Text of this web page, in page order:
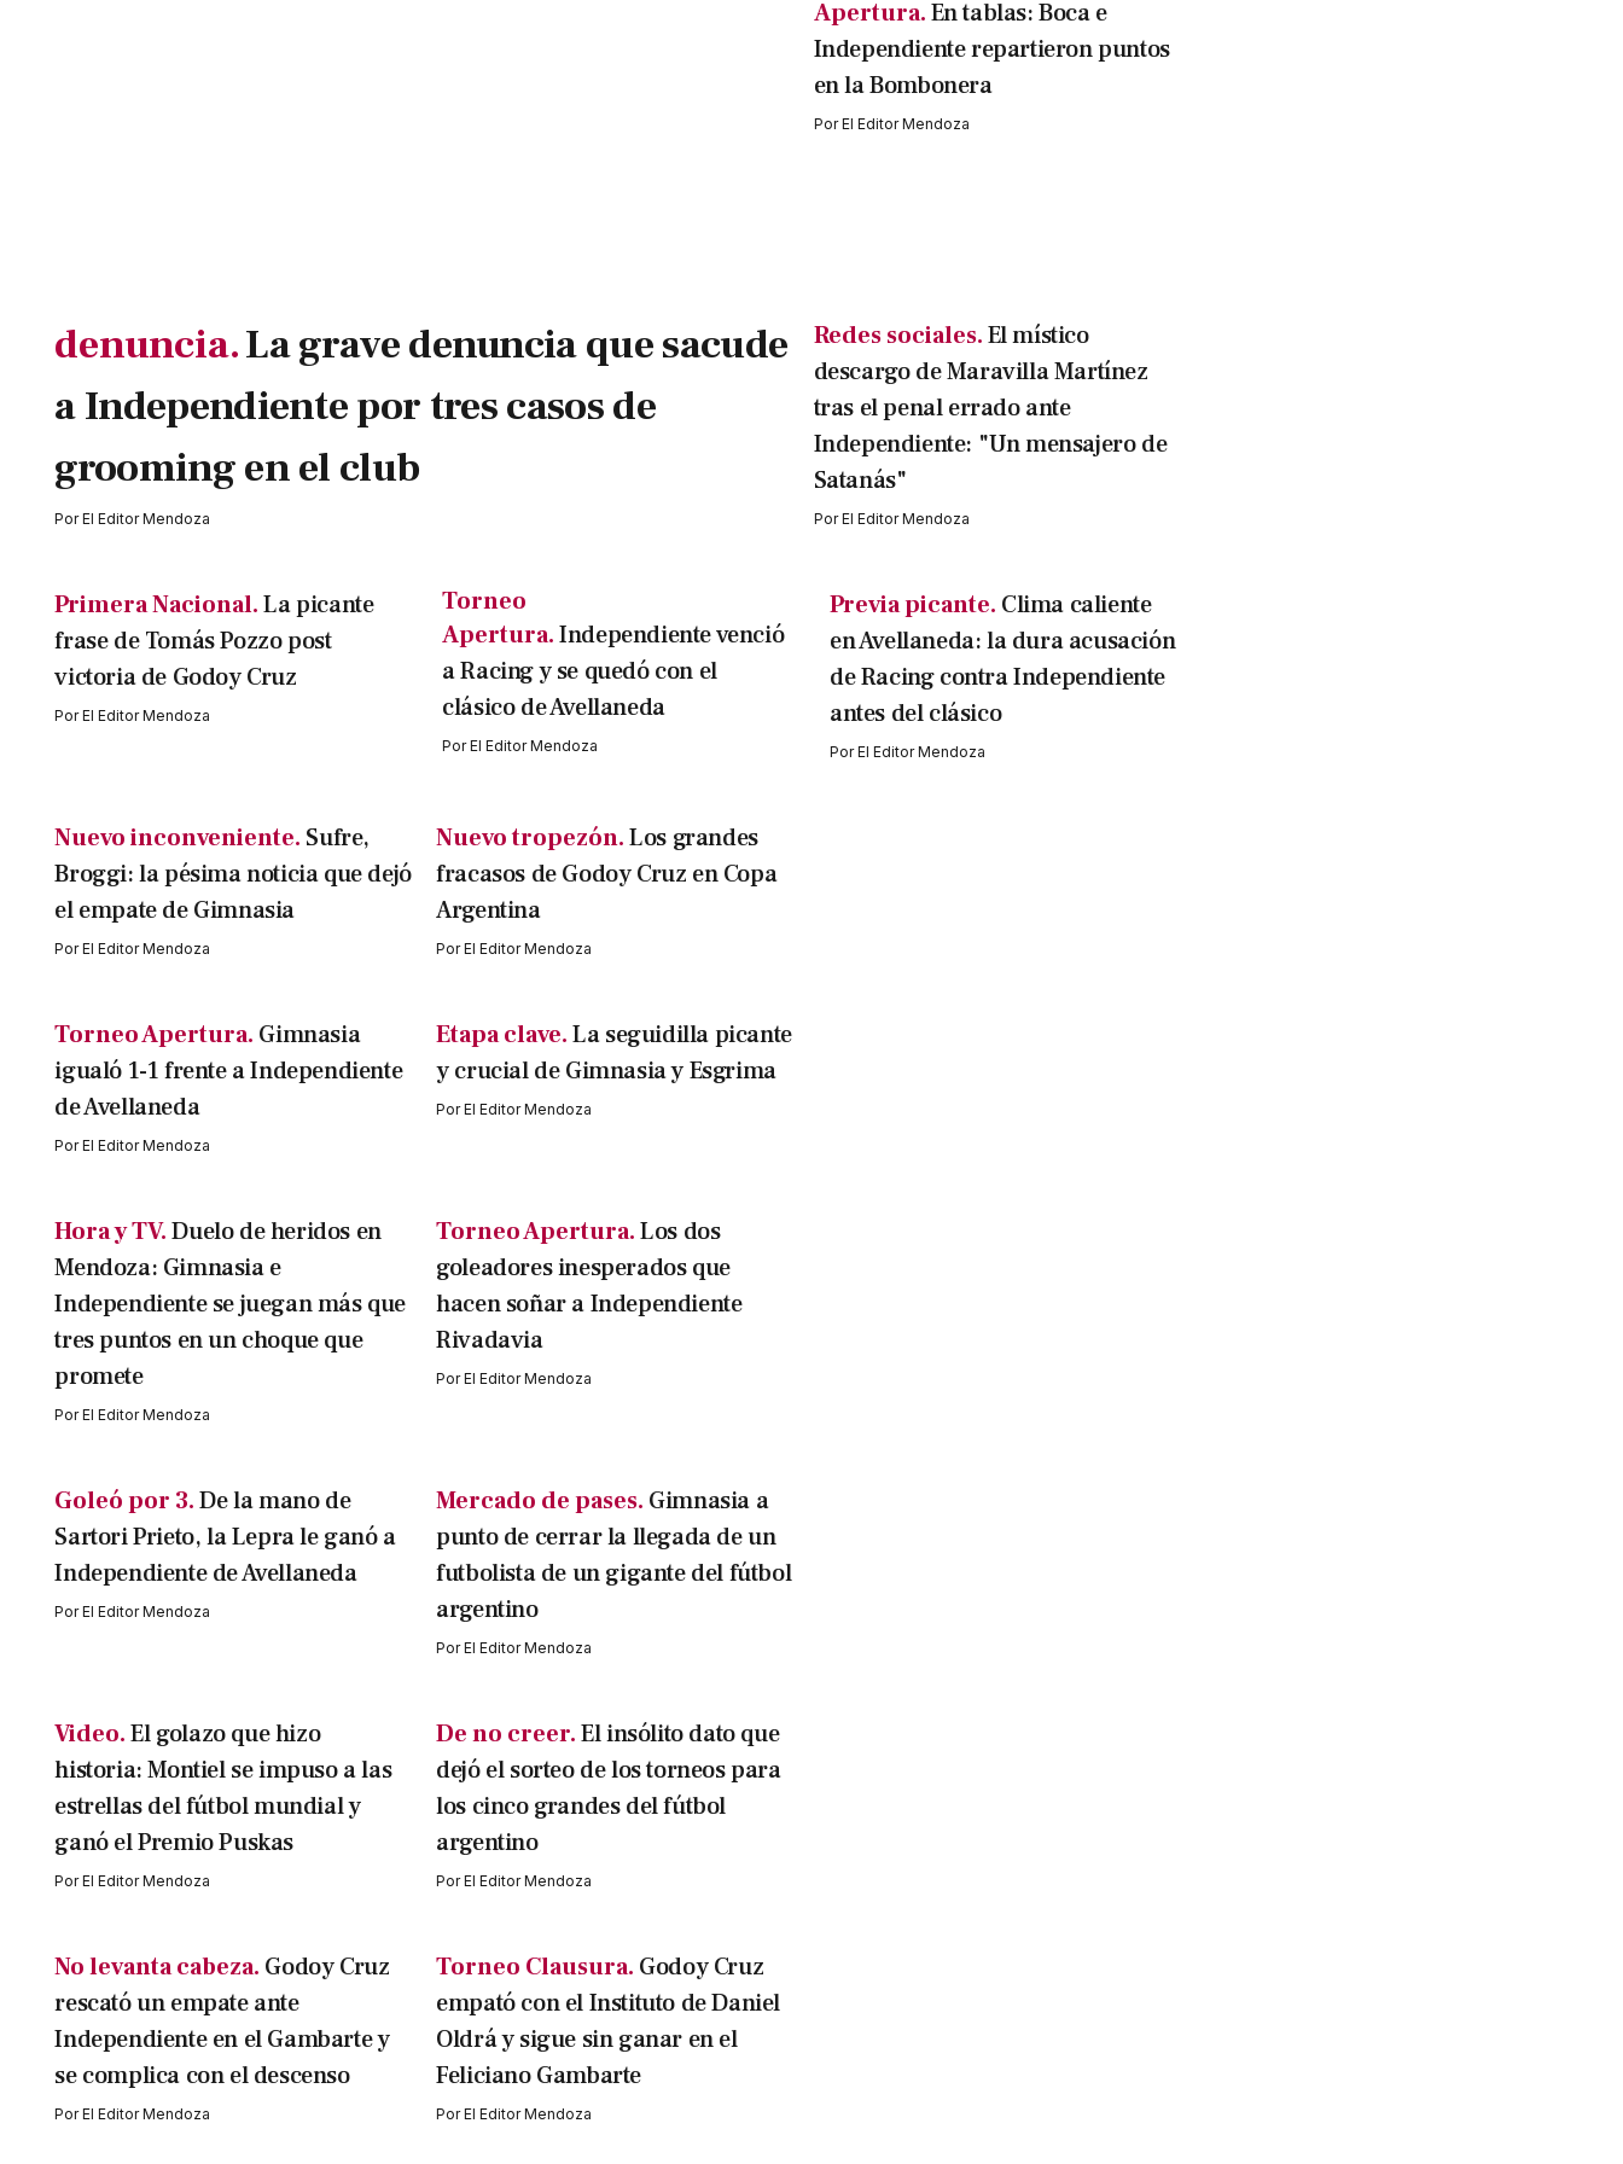
denuncia.La grave denuncia que sacude
a Independiente por tres casos de
grooming en el club
PorEl Editor Mendoza
Apertura.En tablas: Boca e
Independiente repartieron puntos
en la Bombonera
PorEl Editor Mendoza
Redes sociales.El místico
descargo de Maravilla Martínez
tras el penal errado ante
Independiente: "Un mensajero de
Satanás"
PorEl Editor Mendoza
Primera Nacional. La picante
frase de Tomás Pozzo post
victoria de Godoy Cruz
PorEl Editor Mendoza
Torneo
Apertura.Independiente venció
a Racing y se quedó con el
clásico de Avellaneda
PorEl Editor Mendoza
Previa picante. Clima caliente
en Avellaneda: la dura acusación
de Racing contra Independiente
antes del clásico
PorEl Editor Mendoza
Nuevo inconveniente. Sufre,
Broggi: la pésima noticia que dejó
el empate de Gimnasia
PorEl Editor Mendoza
Nuevo tropezón.Los grandes
fracasos de Godoy Cruz en Copa
Argentina
PorEl Editor Mendoza
Torneo Apertura. Gimnasia
igualó 1-1 frente a Independiente
de Avellaneda
PorEl Editor Mendoza
Etapa clave.La seguidilla picante
y crucial de Gimnasia y Esgrima
PorEl Editor Mendoza
Hora y TV. Duelo de heridos en
Mendoza: Gimnasia e
Independiente se juegan más que
tres puntos en un choque que
promete
PorEl Editor Mendoza
Torneo Apertura.Los dos
goleadores inesperados que
hacen soñar a Independiente
Rivadavia
PorEl Editor Mendoza
Goleó por 3. De la mano de
Sartori Prieto, la Lepra le ganó a
Independiente de Avellaneda
PorEl Editor Mendoza
Mercado de pases. Gimnasia a
punto de cerrar la llegada de un
futbolista de un gigante del fútbol
argentino
PorEl Editor Mendoza
Video. El golazo que hizo
historia: Montiel se impuso a las
estrellas del fútbol mundial y
ganó el Premio Puskas
PorEl Editor Mendoza
De no creer.El insólito dato que
dejó el sorteo de los torneos para
los cinco grandes del fútbol
argentino
PorEl Editor Mendoza
No levanta cabeza. Godoy Cruz
rescató un empate ante
Independiente en el Gambarte y
se complica con el descenso
PorEl Editor Mendoza
Torneo Clausura. Godoy Cruz
empató con el Instituto de Daniel
Oldrá y sigue sin ganar en el
Feliciano Gambarte
PorEl Editor Mendoza